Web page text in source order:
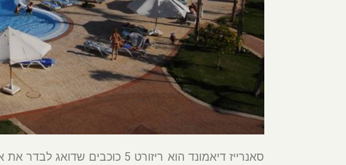
סאנרייז דיאמונד הוא ריזורט 5